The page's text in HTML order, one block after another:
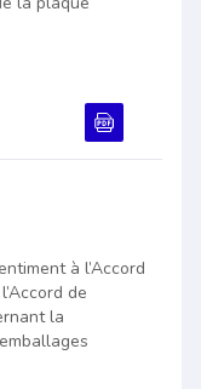
à l’Accord
de
la